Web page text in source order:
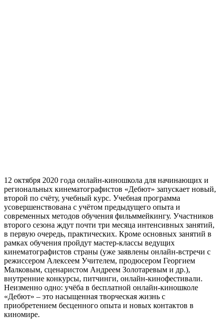
12 октября 2020 года онлайн-киношкола для начинающих и
региональных кинематографистов «Дебют» запускает новый,
второй по счёту, учебный курс. Учебная программа
усовершенствована с учётом предыдущего опыта и
современных методов обучения фильммейкингу. Участников
второго сезона ждут почти три месяца интенсивных занятий,
в первую очередь, практических. Кроме основных занятий в
рамках обучения пройдут мастер-классы ведущих
кинематографистов страны (уже заявлены онлайн-встречи с
режиссером Алексеем Учителем, продюсером Георгием
Малковым, сценаристом Андреем Золотаревым и др.),
внутренние конкурсы, питчинги, онлайн-кинофестивали.
Неизменно одно: учёба в бесплатной онлайн-киношколе
«Дебют» – это насыщенная творческая жизнь с
приобретением бесценного опыта и новых контактов в
киномире.